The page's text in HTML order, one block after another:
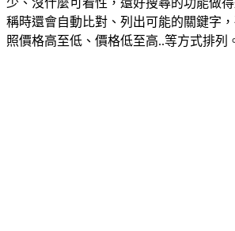
稱時還會自動比對、列出可能的關鍵字
照價格高至低、價格低至高..等方式排列